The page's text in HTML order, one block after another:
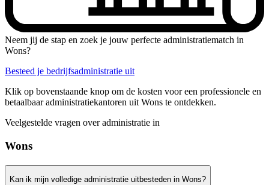
Neem jij de stap en zoek je jouw perfecte administratiematch in
Wons?
Besteed je bedrijfsadministratie uit
Klik op bovenstaande knop om de kosten voor een professionele en
betaalbaar administratiekantoren uit Wons te ontdekken.
Veelgestelde vragen over administratie in
Wons
Kan ik mijn volledige administratie uitbesteden in Wons?